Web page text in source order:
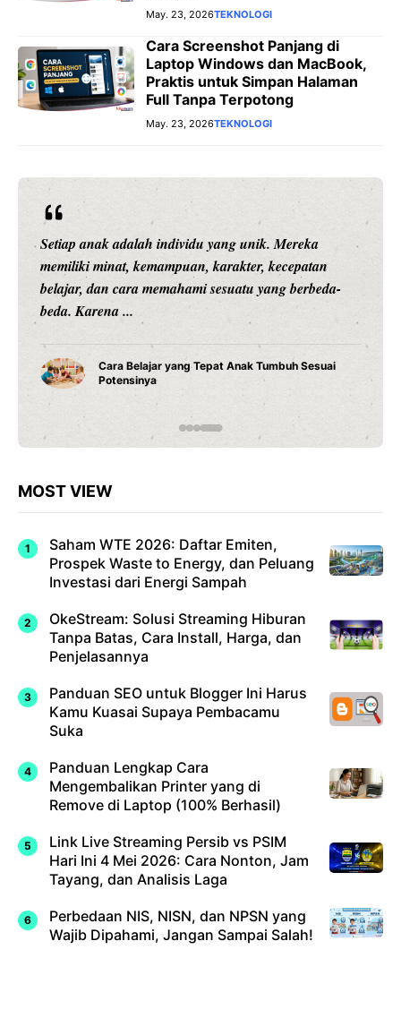
May. 23, 2026TEKNOLOGI
Cara Screenshot Panjang di
Laptop Windows dan MacBook,
Praktis untuk Simpan Halaman
Full Tanpa Terpotong
May. 23, 2026TEKNOLOGI
Rekor Pertemuan Indonesia vs Singapura: Garuda
Lebih Unggul, tetapi The Lions Tak Pernah Mudah
Dikalahkan JAKARTA – Pertandingan Indonesia vs
...
Rekor Indonesia vs Singapura: Garuda Lebih
Dominan Jelang ASEAN Hyundai Cup 2026
MOST VIEW
Saham WTE 2026: Daftar Emiten,
Prospek Waste to Energy, dan Peluang
Investasi dari Energi Sampah
OkeStream: Solusi Streaming Hiburan
Tanpa Batas, Cara Install, Harga, dan
Penjelasannya
Panduan SEO untuk Blogger Ini Harus
Kamu Kuasai Supaya Pembacamu
Suka
Panduan Lengkap Cara
Mengembalikan Printer yang di
Remove di Laptop (100% Berhasil)
Link Live Streaming Persib vs PSIM
Hari Ini 4 Mei 2026: Cara Nonton, Jam
Tayang, dan Analisis Laga
Perbedaan NIS, NISN, dan NPSN yang
Wajib Dipahami, Jangan Sampai Salah!